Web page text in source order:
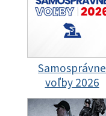
Samosprávne
voľby 2026